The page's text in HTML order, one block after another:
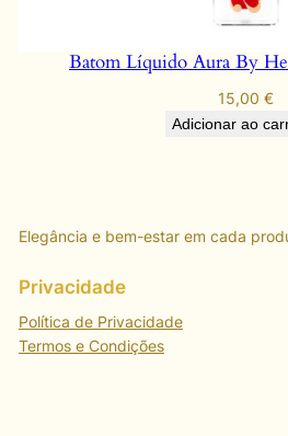
Batom Líquido Aura By
15,00 €
Adicionar ao
Elegância e bem-estar em cada
Privacidade
Política de Privacidade
Termos e Condições